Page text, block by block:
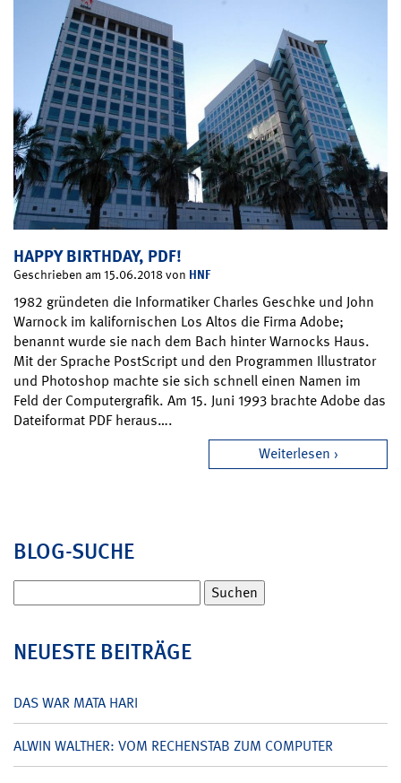
HAPPY BIRTHDAY, PDF!
Geschrieben am 15.06.2018 von HNF
1982 gründeten die Informatiker Charles Geschke und John
Warnock im kalifornischen Los Altos die Firma Adobe;
benannt wurde sie nach dem Bach hinter Warnocks Haus.
Mit der Sprache PostScript und den Programmen Illustrator
und Photoshop machte sie sich schnell einen Namen im
Feld der Computergrafik. Am 15. Juni 1993 brachte Adobe das
Dateiformat PDF heraus….
Weiterlesen
BLOG-SUCHE
nach:
NEUESTE BEITRÄGE
DAS WAR MATA HARI
ALWIN WALTHER: VOM RECHENSTAB ZUM COMPUTER